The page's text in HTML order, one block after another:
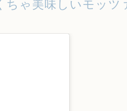
ちゃ美味しいモッツ